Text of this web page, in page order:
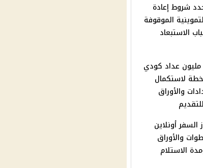
شروط إعادة
الموقوفة
الاستبعاد
تحويل 1.1 مليون عداد كودي
لاستكمال
والأوراق
السفر أونلاين
والأوراق
الاستلام